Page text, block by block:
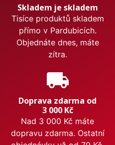
Skladem je skladem
Tisíce produktů skladem
přímo v Pardubicích.
Objednáte dnes, máte
zítra.
local_shipping
Doprava zdarma od
3 000 Kč
Nad 3 000 Kč máte
dopravu zdarma. Ostatní